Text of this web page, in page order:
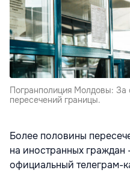
Погранполиция Молдовы: За
пересечений границы.
Более половины
на иностранных
официальный телеграм-